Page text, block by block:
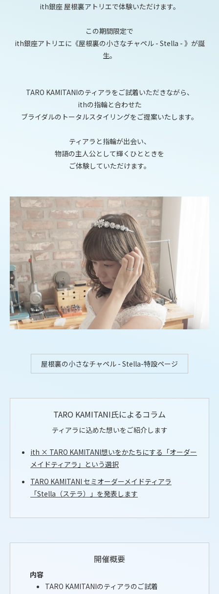
ith銀座 屋根裏アトリエで体験いただけます。
この期間限定で
ith銀座アトリエに《屋根裏の小さなチャペル - Stella - 》が誕
生。
TARO KAMITANIのティアラをご試着いただきながら、
ithの指輪と合わせた
ブライダルのトータルスタイリングをご提案いたします。
ティアラと指輪が出会い、
物語の主人公として輝くひとときを
ご体験していただけます。
屋根裏の小さなチャペル - Stella-特設ページ
TARO KAMITANI氏によるコラム
ティアラに込めた想いをご紹介します
ith × TARO KAMITANI想いをかたちにする「オーダー
メイドティアラ」という選択
TARO KAMITANI セミオーダーメイドティアラ
「Stella（ステラ）」を発表します
開催概要
内容
TARO KAMITANIのティアラのご試着